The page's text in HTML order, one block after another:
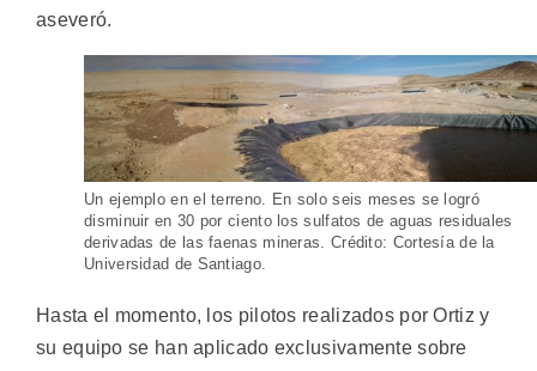
aseveró.
Un ejemplo en el terreno. En solo seis meses se logró
disminuir en 30 por ciento los sulfatos de aguas residuales
derivadas de las faenas mineras. Crédito: Cortesía de la
Universidad de Santiago.
Hasta el momento, los pilotos realizados por Ortiz y
su equipo se han aplicado exclusivamente sobre